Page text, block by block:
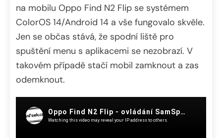
na mobilu Oppo Find N2 Flip se systémem
ColorOS 14/Android 14 a vše fungovalo skvěle.
Jen se občas stává, že spodní liště pro
spuštění menu s aplikacemi se nezobrazí. V
takovém případě stačí mobil zamknout a zas
odemknout.